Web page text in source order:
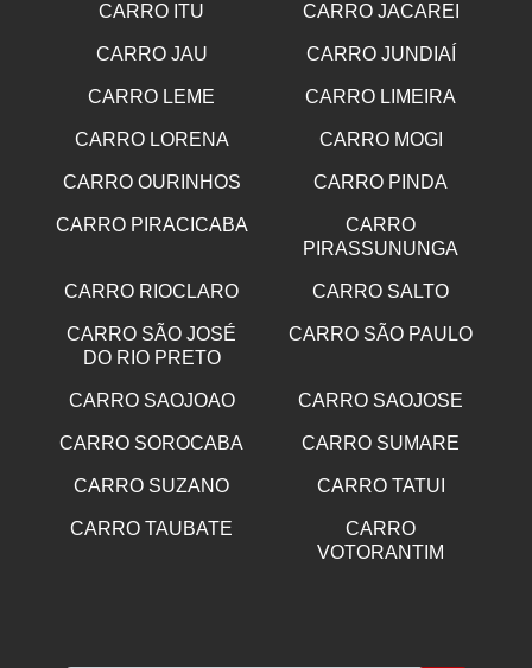
CARRO ITU CARRO JACAREI
CARRO JAU CARRO JUNDIAÍ
CARRO LEME CARRO LIMEIRA
CARRO LORENA CARRO MOGI
CARRO OURINHOS CARRO PINDA
CARRO PIRACICABA
CARRO
PIRASSUNUNGA
CARRO RIOCLARO CARRO SALTO
CARRO SÃO JOSÉ
DO RIO PRETO
CARRO SÃO PAULO
CARRO SAOJOAO CARRO SAOJOSE
CARRO SOROCABA CARRO SUMARE
CARRO SUZANO CARRO TATUI
CARRO TAUBATE
CARRO
VOTORANTIM